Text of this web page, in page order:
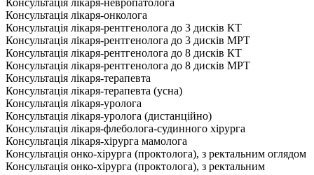
Консультація лікаря-онколога
Консультація лікаря-рентгенолога до 3 дисків КТ
Консультація лікаря-рентгенолога до 3 дисків МРТ
Консультація лікаря-рентгенолога до 8 дисків КТ
Консультація лікаря-рентгенолога до 8 дисків МРТ
Консультація лікаря-терапевта
Консультація лікаря-терапевта (усна)
Консультація лікаря-уролога
Консультація лікаря-уролога (дистанційно)
Консультація лікаря-флеболога-судинного хірурга
Консультація лікаря-хірурга мамолога
Консультація онко-хірурга (проктолога), з ректальним оглядом
Консультація онко-хірурга (проктолога), з ректальним